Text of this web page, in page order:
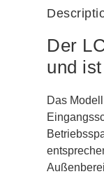
Der
und
Das